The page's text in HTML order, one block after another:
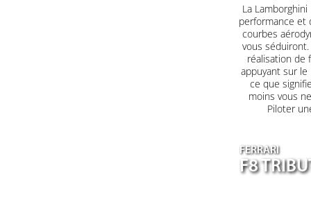
La
performance et
courbes
vous
réalisation de
appuyant sur le
ce que
moins vous
Piloter
FERRARI
F8